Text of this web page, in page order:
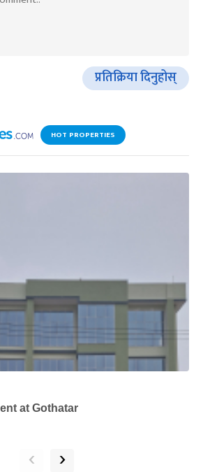
प्रतिक्रिया दिनुहोस्
HOT PROPERTIES
at Gothatar
‹ ›